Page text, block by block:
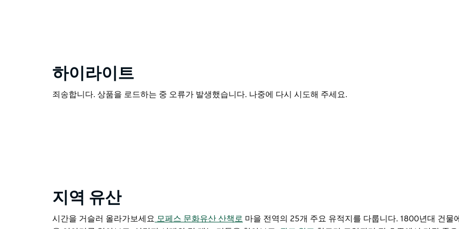
하이라이트
죄송합니다. 상품을 로드하는 중 오류가 발생했습니다. 나중에 다시 시도해 주세요.
지역 유산
시간을 거슬러 올라가보세요 모페스 문화유산 산책로 마을 전역의 25개 주요 유적지를 다룹니다. 1800년대 건물